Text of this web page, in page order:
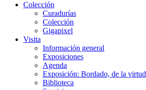
Colección
Curadurías
Colección
Gigapixel
Visita
Información general
Exposiciones
Agenda
Exposición: Bordado, de la virtud
Biblioteca